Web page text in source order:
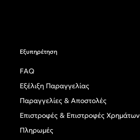
Εξυπηρέτηση
FAQ
Εξέλιξη Παραγγελίας
Παραγγελίες & Αποστολές
Επιστροφές & Επιστροφές Χρημάτων
Πληρωμές